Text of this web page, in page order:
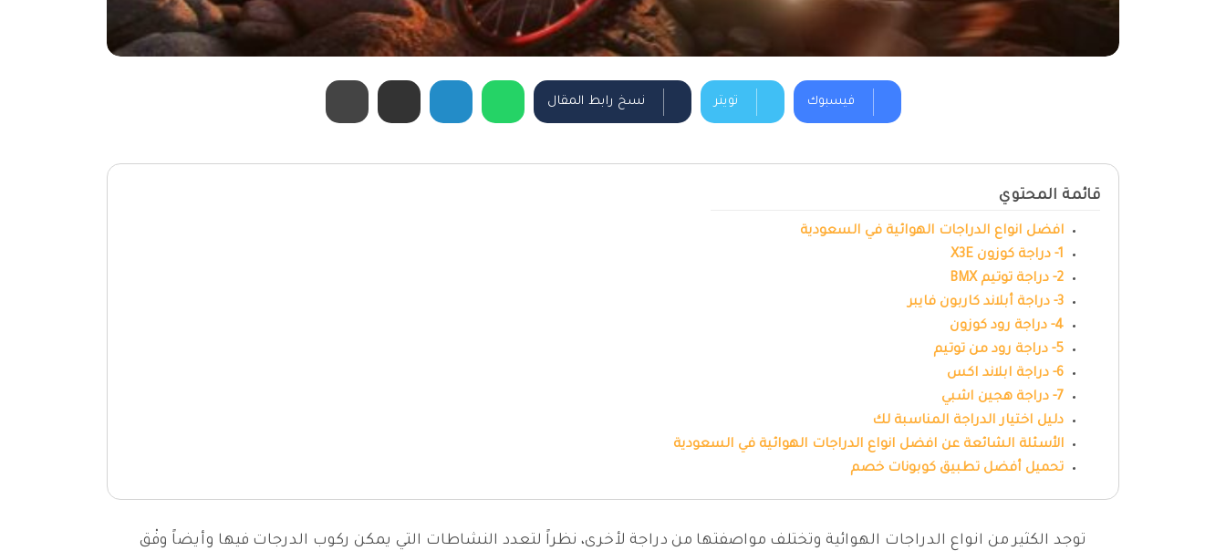
فيسبوك تويتر نسخ رابط المقال
قائمة المحتوي
افضل انواع الدراجات الهوائية في السعودية
1- دراجة كوزون X3E
2- دراجة توتيم BMX
3- دراجة أبلاند كاربون فايبر
4- دراجة رود كوزون
5- دراجة رود من توتيم
6- دراجة ابلاند اكس
7- دراجة هجين اشبي
دليل اختيار الدراجة المناسبة لك
الأسئلة الشائعة عن افضل انواع الدراجات الهوائية في السعودية
تحميل أفضل تطبيق كوبونات خصم
توجد الكثير من انواع الدراجات الهوائية وتختلف مواصفتها من دراجة لأخرى، نظراً لتعدد النشاطات التي يمكن ركوب الدرجات فيها وأيضاً وفْق